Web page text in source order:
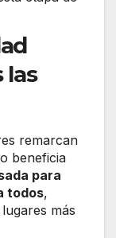
las
remarcan
beneficia
para
todos,
más